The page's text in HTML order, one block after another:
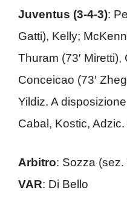
Juventus (3-4-3):
Gatti), Kelly;
Thuram (73′
Conceicao (73′
Yildiz. A
Cabal, Kostic,
Arbitro: Sozza
VAR: Di Bello